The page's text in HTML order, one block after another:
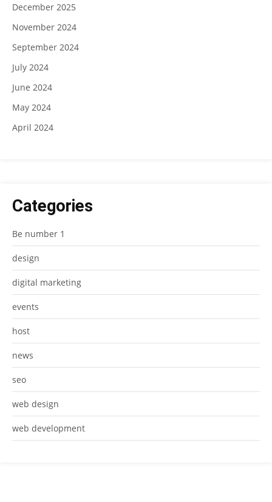
December 2025
November 2024
September 2024
July 2024
June 2024
May 2024
April 2024
Categories
Be number 1
design
digital marketing
events
host
news
seo
web design
web development